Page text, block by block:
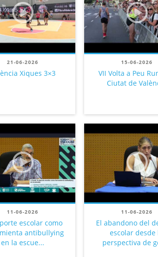
21-06-2026
Xiques 3×3
15-06-2026
VII Volta a Peu
Ciutat de
11-06-2026
escolar como
antibullying
en la escue...
11-06-2026
El abandono del
escolar desde
perspectiva de